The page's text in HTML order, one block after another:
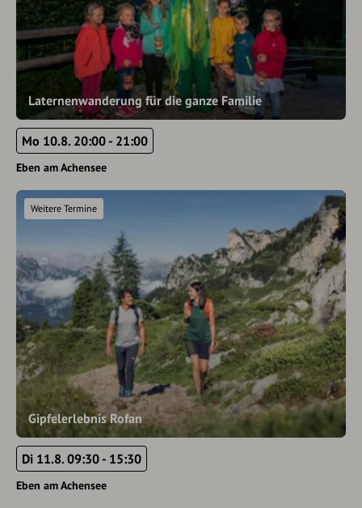
Laternenwanderung für die ganze Familie
Mo 10.8. 20:00 - 21:00
Eben am Achensee
Gipfelerlebnis Rofan
Weitere Termine
Di 11.8. 09:30 - 15:30
Eben am Achensee